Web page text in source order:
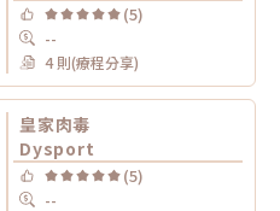
(5)
--
4 則(療程分享)
皇家肉毒
Dysport
(5)
--